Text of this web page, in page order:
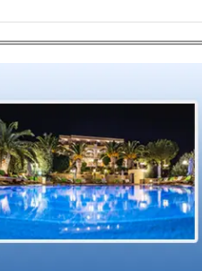
δικύκλων μοτοποδηλάτων.